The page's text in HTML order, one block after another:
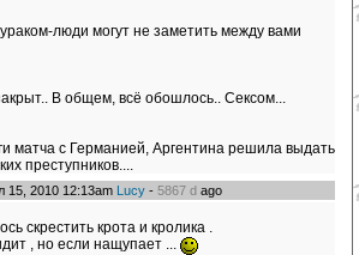
люди могут не заметить между вами
В общем, всё обошлось.. Сексом...
матча с Германией, Аргентина решила выдать
преступников....
15, 2010 12:13am Lucy - 5867 d ago
скрестить крота и кролика .
, но если нащупает ...